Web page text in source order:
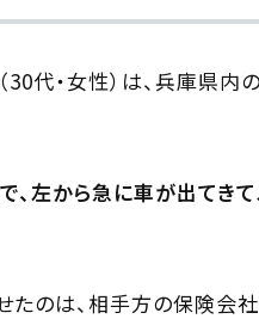
30代・女性）は、兵庫県
、左から急に車が出てき
たのは、相手方の保険会